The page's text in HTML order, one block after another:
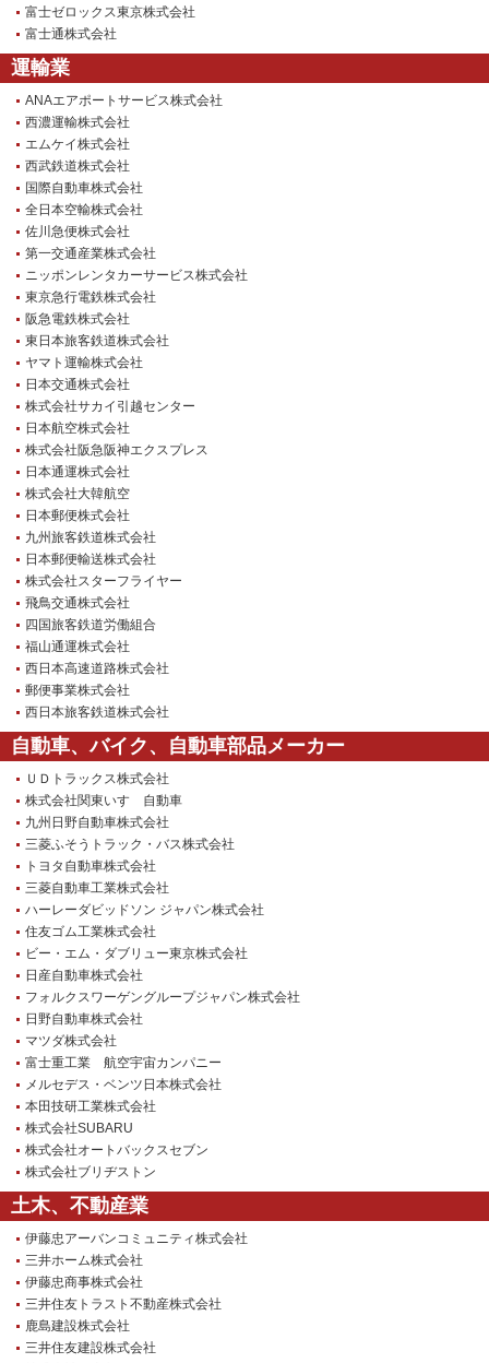
富士ゼロックス東京株式会社
富士通株式会社
運輸業
ANAエアポートサービス株式会社
西濃運輸株式会社
エムケイ株式会社
西武鉄道株式会社
国際自動車株式会社
全日本空輸株式会社
佐川急便株式会社
第一交通産業株式会社
ニッポンレンタカーサービス株式会社
東京急行電鉄株式会社
阪急電鉄株式会社
東日本旅客鉄道株式会社
ヤマト運輸株式会社
日本交通株式会社
株式会社サカイ引越センター
日本航空株式会社
株式会社阪急阪神エクスプレス
日本通運株式会社
株式会社大韓航空
日本郵便株式会社
九州旅客鉄道株式会社
日本郵便輸送株式会社
株式会社スターフライヤー
飛鳥交通株式会社
四国旅客鉄道労働組合
福山通運株式会社
西日本高速道路株式会社
郵便事業株式会社
西日本旅客鉄道株式会社
自動車、バイク、自動車部品メーカー
ＵＤトラックス株式会社
株式会社関東いすゞ自動車
九州日野自動車株式会社
三菱ふそうトラック・バス株式会社
トヨタ自動車株式会社
三菱自動車工業株式会社
ハーレーダビッドソン ジャパン株式会社
住友ゴム工業株式会社
ビー・エム・ダブリュー東京株式会社
日産自動車株式会社
フォルクスワーゲングループジャパン株式会社
日野自動車株式会社
マツダ株式会社
富士重工業 航空宇宙カンパニー
メルセデス・ベンツ日本株式会社
本田技研工業株式会社
株式会社SUBARU
株式会社オートバックスセブン
株式会社ブリヂストン
土木、不動産業
伊藤忠アーバンコミュニティ株式会社
三井ホーム株式会社
伊藤忠商事株式会社
三井住友トラスト不動産株式会社
鹿島建設株式会社
三井住友建設株式会社